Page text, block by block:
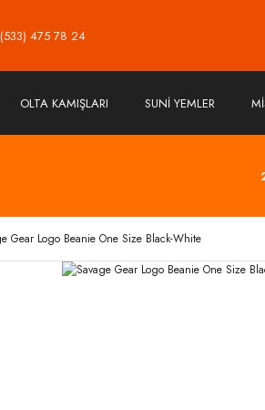
475 78 24
OLTA KAMIŞLARI SUNİ YEMLER
Gear Logo Beanie One Size Black-White